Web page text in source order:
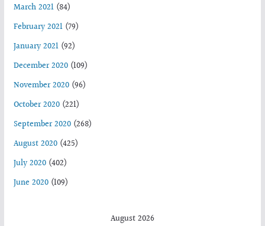
March 2021(84)
February 2021(79)
January 2021(92)
December 2020(109)
November 2020(96)
October 2020(221)
September 2020(268)
August 2020(425)
July 2020(402)
June 2020(109)
August 2026